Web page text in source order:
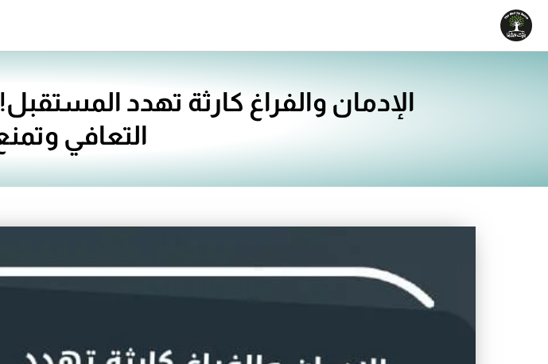
تخطي
المحتوى
الإدمان والفراغ كارثة تهدد
التعافي